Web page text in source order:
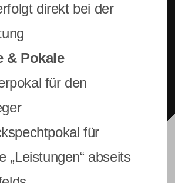
direkt bei der
& Pokale
für den
für
„Leistungen“ abseits